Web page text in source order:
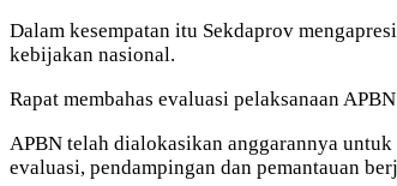
Dalam kesempatan itu Sekdaprov
kebijakan nasional.
Rapat membahas evaluasi pelaksanaan
APBN telah dialokasikan anggarannya
evaluasi, pendampingan dan pemantauan